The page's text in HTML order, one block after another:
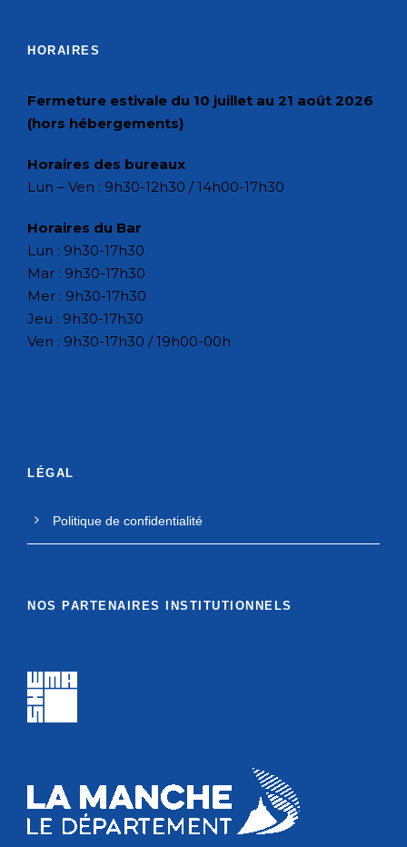
HORAIRES
Fermeture estivale du 10 juillet au 21 août 2026
(hors hébergements)
Horaires des bureaux
Lun – Ven : 9h30-12h30 / 14h00-17h30
Horaires du Bar
Lun : 9h30-17h30
Mar : 9h30-17h30
Mer : 9h30-17h30
Jeu : 9h30-17h30
Ven : 9h30-17h30 / 19h00-00h
LÉGAL
Politique de confidentialité
NOS PARTENAIRES INSTITUTIONNELS